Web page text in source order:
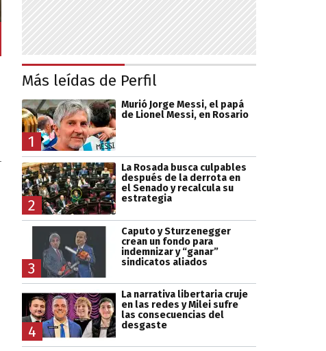
Más leídas de Perfil
1
Murió Jorge Messi, el papá
de Lionel Messi, en Rosario
2
La Rosada busca culpables
después de la derrota en
el Senado y recalcula su
estrategia
3
Caputo y Sturzenegger
crean un fondo para
indemnizar y “ganar”
sindicatos aliados
4
La narrativa libertaria cruje
en las redes y Milei sufre
las consecuencias del
desgaste